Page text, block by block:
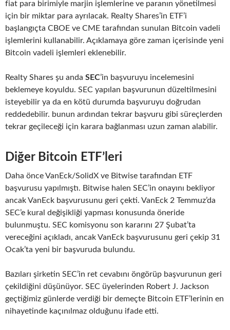
fiat para birimiyle marjin işlemlerine ve paranın yönetilmesi
için bir miktar para ayrılacak. Realty Shares’in ETF’i
başlangıçta CBOE ve CME tarafından sunulan Bitcoin vadeli
işlemlerini kullanabilir. Açıklamaya göre zaman içerisinde yeni
Bitcoin vadeli işlemleri eklenebilir.
Realty Shares şu anda SEC’in başvuruyu incelemesini
beklemeye koyuldu. SEC yapılan başvurunun düzeltilmesini
isteyebilir ya da en kötü durumda başvuruyu doğrudan
reddedebilir. bunun ardından tekrar başvuru gibi süreçlerden
tekrar geçileceği için karara bağlanması uzun zaman alabilir.
Diğer Bitcoin ETF’leri
Daha önce VanEck/SolidX ve Bitwise tarafından ETF
başvurusu yapılmıştı. Bitwise halen SEC’in onayını bekliyor
ancak VanEck başvurusunu geri çekti. VanEck 2 Temmuz’da
SEC’e kural değişikliği yapması konusunda öneride
bulunmuştu. SEC komisyonu son kararını 27 Şubat’ta
vereceğini açıkladı, ancak VanEck başvurusunu geri çekip 31
Ocak’ta yeni bir başvuruda bulundu.
Bazıları şirketin SEC’in ret cevabını öngörüp başvurunun geri
çekildiğini düşünüyor. SEC üyelerinden Robert J. Jackson
geçtiğimiz günlerde verdiği bir demeçte Bitcoin ETF’lerinin en
nihayetinde kaçınılmaz olduğunu ifade etti.